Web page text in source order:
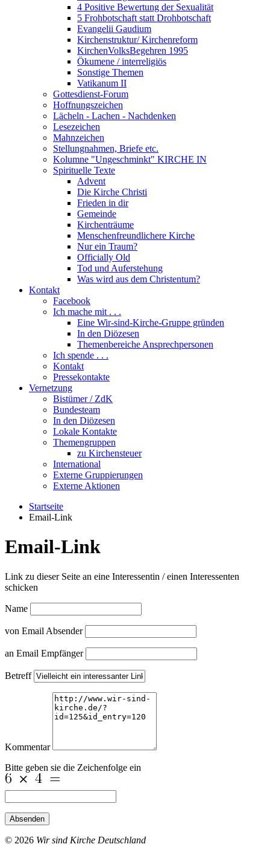
4 Positive Bewertung der Sexualität
5 Frohbotschaft statt Drohbotschaft
Evangelii Gaudium
Kirchenstruktur/ Kirchenreform
KirchenVolksBegehren 1995
Ökumene / interreligiös
Sonstige Themen
Vatikanum II
Gottesdienst-Forum
Hoffnungszeichen
Lächeln - Lachen - Nachdenken
Lesezeichen
Mahnzeichen
Stellungnahmen, Briefe etc.
Kolumne "Ungeschminkt" KIRCHE IN
Spirituelle Texte
Advent
Die Kirche Christi
Frieden in dir
Gemeinde
Kirchenträume
Menschenfreundlichere Kirche
Nur ein Traum?
Officially Old
Tod und Auferstehung
Was wird aus dem Christentum?
Kontakt
Facebook
Ich mache mit . . .
Eine Wir-sind-Kirche-Gruppe gründen
In den Diözesen
Themenbereiche Ansprechpersonen
Ich spende . . .
Kontakt
Pressekontakte
Vernetzung
Bistümer / ZdK
Bundesteam
In den Diözesen
Lokale Kontakte
Themengruppen
zu Kirchensteuer
International
Externe Gruppierungen
Externe Aktionen
Startseite
Email-Link
Email-Link
Link zu dieser Seite an eine Interessentin / einen Interessenten
schicken
Name
von Email Absender
an Email Empfänger
Betreff
Kommentar
Bitte geben sie die Zeichenfolge ein
Absenden
© 2026 Wir sind Kirche Deutschland